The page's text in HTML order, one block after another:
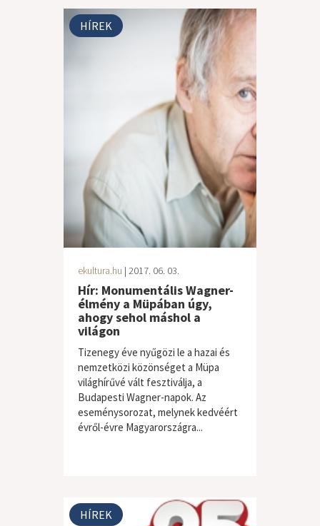
HÍREK
ekultura.hu | 2017. 06. 03.
Hír: Monumentális Wagner-
élmény a Müpában úgy,
ahogy sehol máshol a
világon
Tizenegy éve nyűgözi le a hazai és
nemzetközi közönséget a Müpa
világhírűvé vált fesztiválja, a
Budapesti Wagner-napok. Az
eseménysorozat, melynek kedvéért
évről-évre Magyarországra...
HÍREK